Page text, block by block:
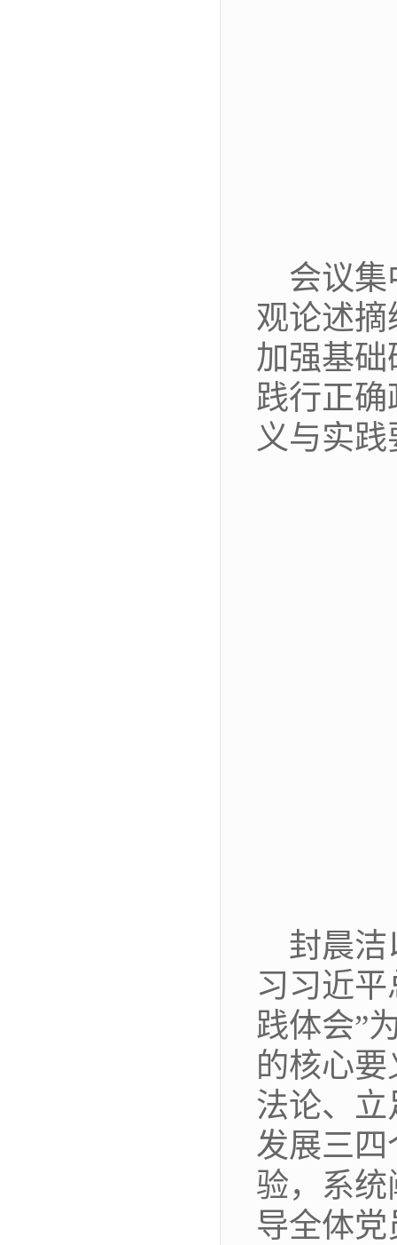
会议
观论述
加强基
践行正
义与实
封晨
习习近
践体会”
的核心
法论、
发展三
验，系
导全体